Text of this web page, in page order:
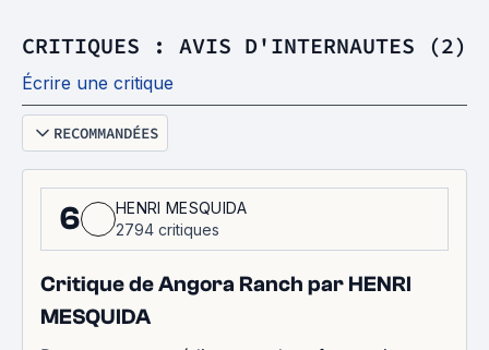
CRITIQUES : AVIS D'INTERNAUTES (2)
Écrire une critique
RECOMMANDÉES
6
HENRI MESQUIDA
2794 critiques
Critique de Angora Ranch par HENRI
MESQUIDA